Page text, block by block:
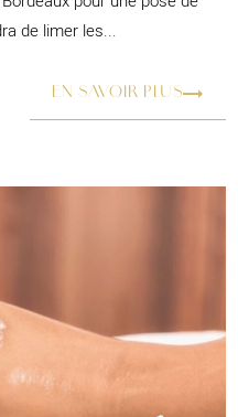
de limer les...
EN SAVOIR PLUS